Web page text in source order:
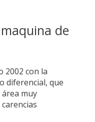
de
2002 con la
diferencial, que
muy